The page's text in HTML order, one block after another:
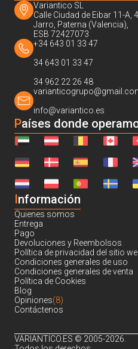
Variantico SL
Calle Ciudad de Eibar 11-
Jarro, Paterna (Valencia),
ESB 72427073
+34 643 01 33 47
34 643 01 33 47
34 962 22 26 48
info@variantico.es
Países donde
Información
Quienes somos
Entrega
Pago
Devoluciones y Reembolsos
Política de privacidad del sitio
Condiciones generales de uso
Condiciones generales de venta
Política de Cookies
Blog
Opiniones(8)
Contáctenos
VARIANTICO.ES © 2005-2026.